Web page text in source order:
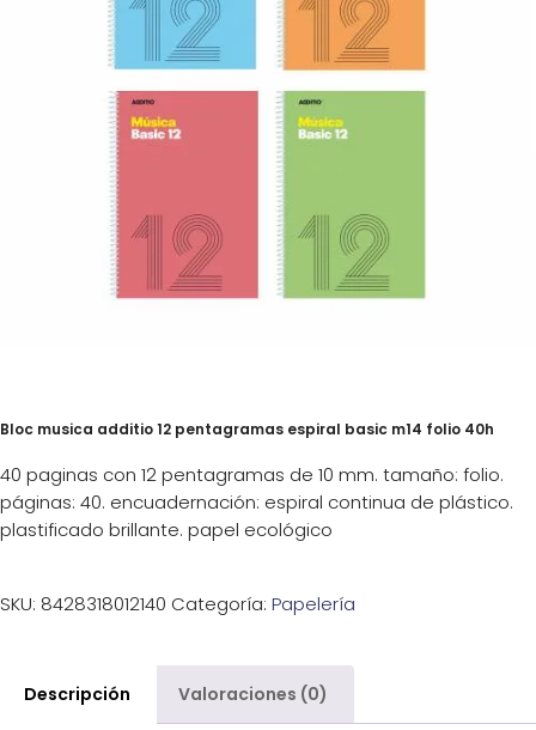
¡Imprimir!
Bloc musica additio 12 pentagramas espiral basic m14 folio 40h
40 paginas con 12 pentagramas de 10 mm. tamaño: folio.
páginas: 40. encuadernación: espiral continua de plástico.
plastificado brillante. papel ecológico
SKU: 8428318012140 Categoría: Papelería
Descripción Valoraciones (0)